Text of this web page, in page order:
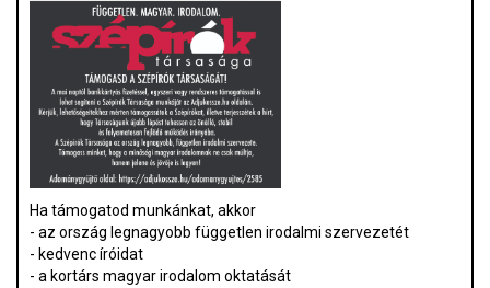
Ha támogatod munkánkat, akkor
- az ország legnagyobb független irodalmi szervezetét
- kedvenc íróidat
- a kortárs magyar irodalom oktatását